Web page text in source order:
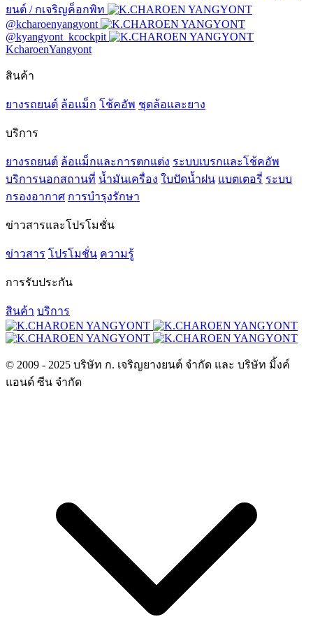
ยนต์ / กเจริญค็อกพิท
@kcharoenyangyont
@kyangyont_kcockpit
KcharoenYangyont
สินค้า
ยางรถยนต์ ล้อแม็ก โช้คอัพ ชุดล้อและยาง
บริการ
ยางรถยนต์ ล้อแม็กและการตกแต่ง ระบบเบรกและโช้คอัพ
บริการนอกสถานที่ น้ำมันเครื่อง ใบปัดน้ำฝน แบตเตอรี่ ระบบ
กรองอากาศ การบำรุงรักษา
ข่าวสารและโปรโมชั่น
ข่าวสาร โปรโมชั่น ความรู้
การรับประกัน
สินค้า บริการ
© 2009 - 2025 บริษัท ก. เจริญยางยนต์ จำกัด และ บริษัท มิ้งค์
แอนด์ ซีน จำกัด